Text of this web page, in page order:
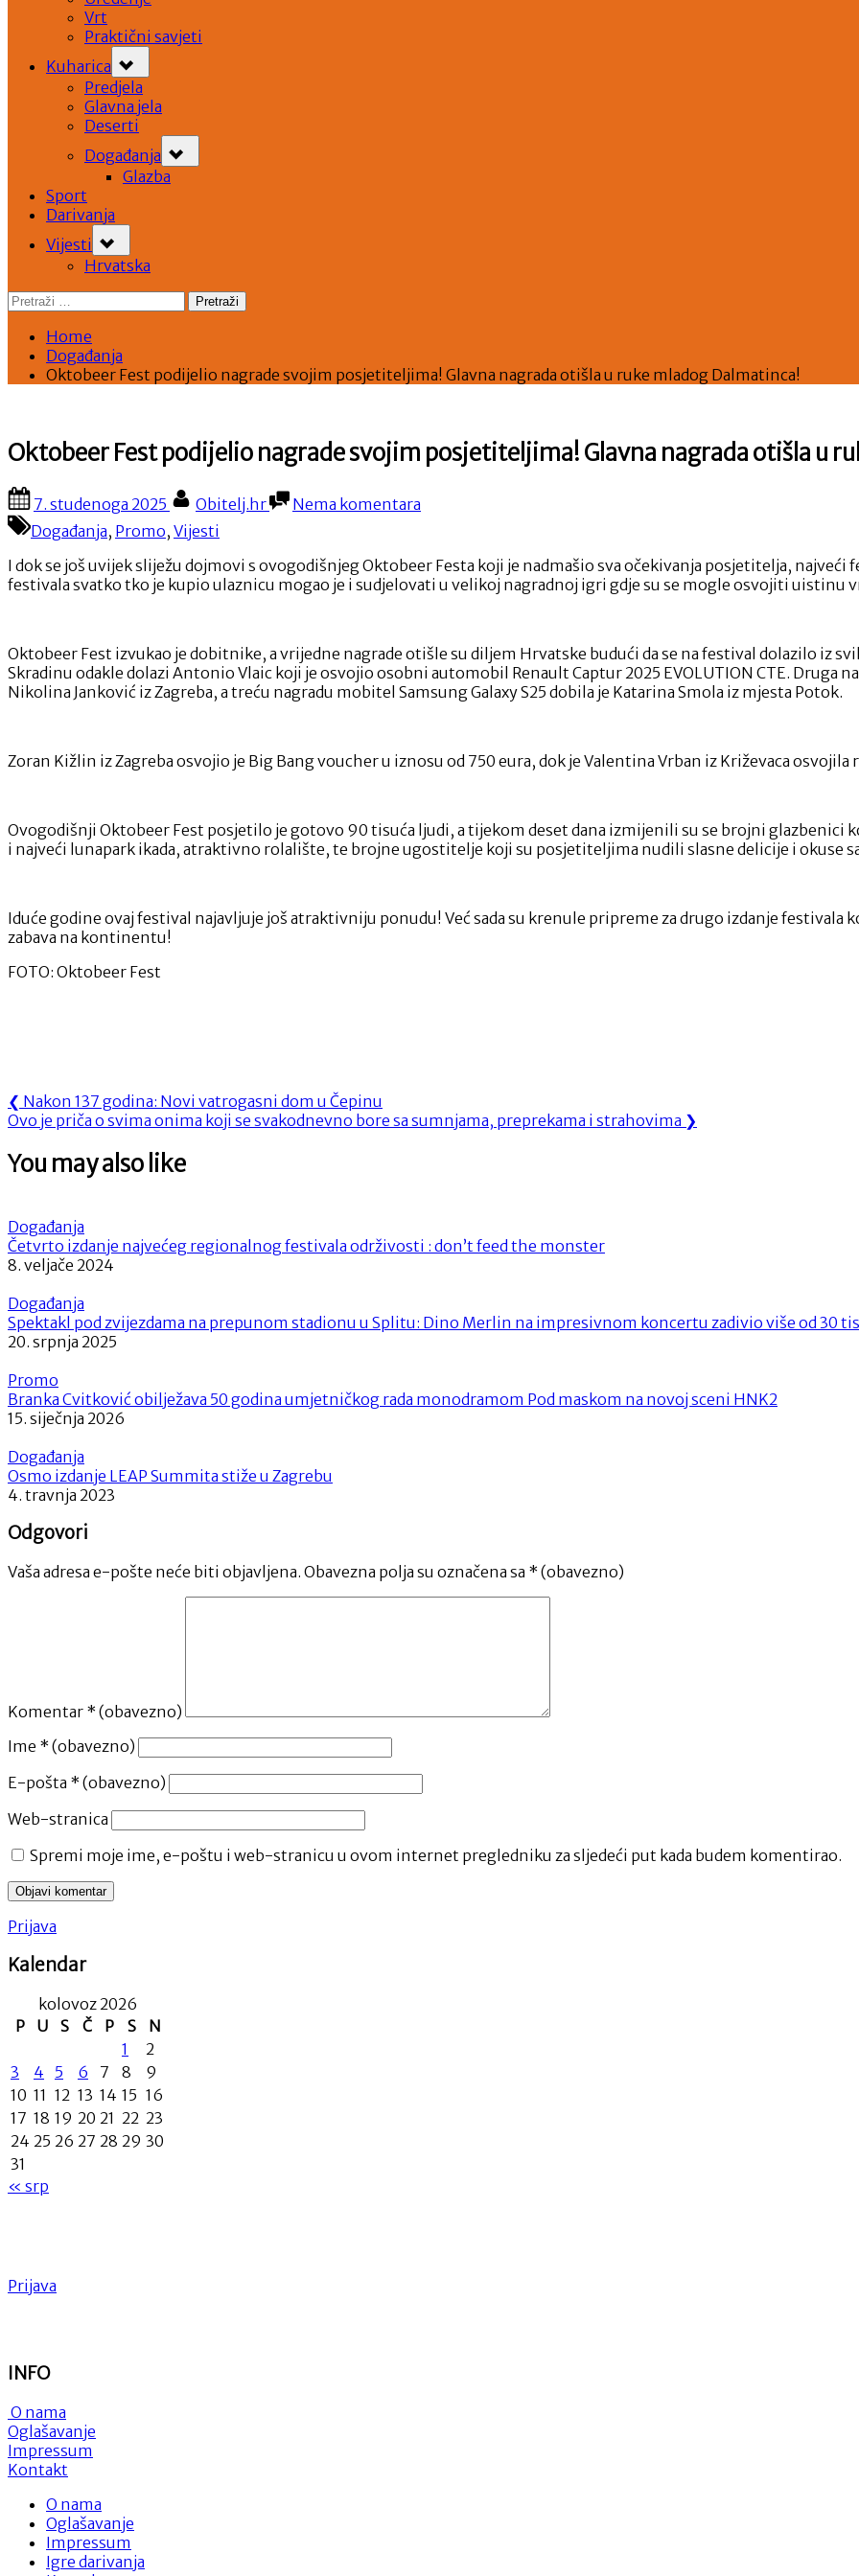
Vrt
Praktični savjeti
Kuharica
sub-
menu
Predjela
Glavna jela
Deserti
Događanja
sub-
menu
Glazba
Sport
Darivanja
Vijesti
sub-
menu
Hrvatska
Pretraži:
Home
Događanja
Oktobeer Fest podijelio nagrade svojim posjetiteljima! Glavna nagrada otišla u ruke mladog Dalmatinca!
Oktobeer Fest podijelio nagrade svojim posjetiteljima! Glavna nagrada otišla u
Posted
on
7. studenoga 2025 By
Obitelj.hr Nema komentara
Oktobeer
nagrade
svojim
nagrada
otišla
u
Događanja, Promo, Vijesti
I dok se još uvijek sliježu dojmovi s ovogodišnjeg Oktobeer Festa koji je nadmašio sva očekivanja posjetitelja,
festivala svatko tko je kupio ulaznicu mogao je i sudjelovati u velikoj nagradnoj igri gdje su se mogle osvojiti uistinu
Oktobeer Fest izvukao je dobitnike, a vrijedne nagrade otišle su diljem Hrvatske budući da se na festival dolazilo iz
Skradinu odakle dolazi Antonio Vlaic koji je osvojio osobni automobil Renault Captur 2025 EVOLUTION CTE. Druga
Nikolina Janković iz Zagreba, a treću nagradu mobitel Samsung Galaxy S25 dobila je Katarina Smola iz mjesta Potok.
Zoran Kižlin iz Zagreba osvojio je Big Bang voucher u iznosu od 750 eura, dok je Valentina Vrban iz Križevaca
Ovogodišnji Oktobeer Fest posjetilo je gotovo 90 tisuća ljudi, a tijekom deset dana izmijenili su se brojni glazbenici
i najveći lunapark ikada, atraktivno rolalište, te brojne ugostitelje koji su posjetiteljima nudili slasne delicije i okuse
Iduće godine ovaj festival najavljuje još atraktivniju ponudu! Već sada su krenule pripreme za drugo izdanje festivala
zabava na kontinentu!
FOTO: Oktobeer Fest
Navigacija
objava
❮ Previous
Post:
Nakon 137 godina: Novi vatrogasni dom u Čepinu
Next
Ovo je priča o svima onima koji se svakodnevno bore sa sumnjama, preprekama i strahovima ❯
You may also like
Događanja
Četvrto izdanje najvećeg regionalnog festivala održivosti : don’t feed the monster
8. veljače 2024
Događanja
Spektakl pod zvijezdama na prepunom stadionu u Splitu: Dino Merlin na impresivnom koncertu zadivio više od 30
20. srpnja 2025
Promo
Branka Cvitković obilježava 50 godina umjetničkog rada monodramom Pod maskom na novoj sceni HNK2
15. siječnja 2026
Događanja
Osmo izdanje LEAP Summita stiže u Zagrebu
4. travnja 2023
Odgovori
Vaša adresa e-pošte neće biti objavljena. Obavezna polja su označena sa * (obavezno)
Komentar * (obavezno)
Ime * (obavezno)
E-pošta * (obavezno)
Web-stranica
Spremi moje ime, e-poštu i web-stranicu u ovom internet pregledniku za sljedeći put kada budem komentirao.
Prijava
Kalendar
kolovoz 2026
P
U S Č P S
N
1
2
3
4 5 6 7 8
9
10 11 12 13 14 15 16
17 18 19 20 21 22 23
24 25 26 27 28 29 30
31
« srp
Prijava
INFO
O nama
Oglašavanje
Impressum
Kontakt
O nama
Oglašavanje
Impressum
Igre darivanja